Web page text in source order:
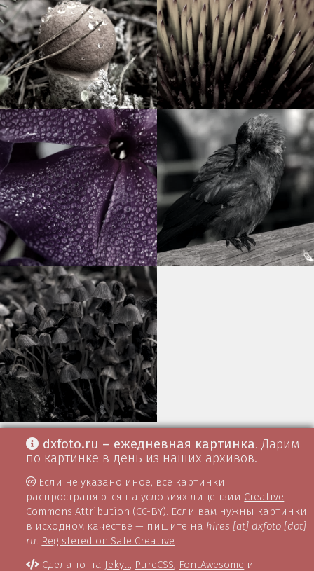
dxfoto.ru – ежедневная картинка. Дарим
по картинке в день из наших архивов.
Если не указано иное, все картинки
распространяются на условиях лицензии Creative
Commons Attribution (CC-BY). Если вам нужны картинки
в исходном качестве — пишите на hires [at] dxfoto [dot]
ru. Registered on Safe Creative
Сделано на Jekyll, PureCSS, FontAwesome и